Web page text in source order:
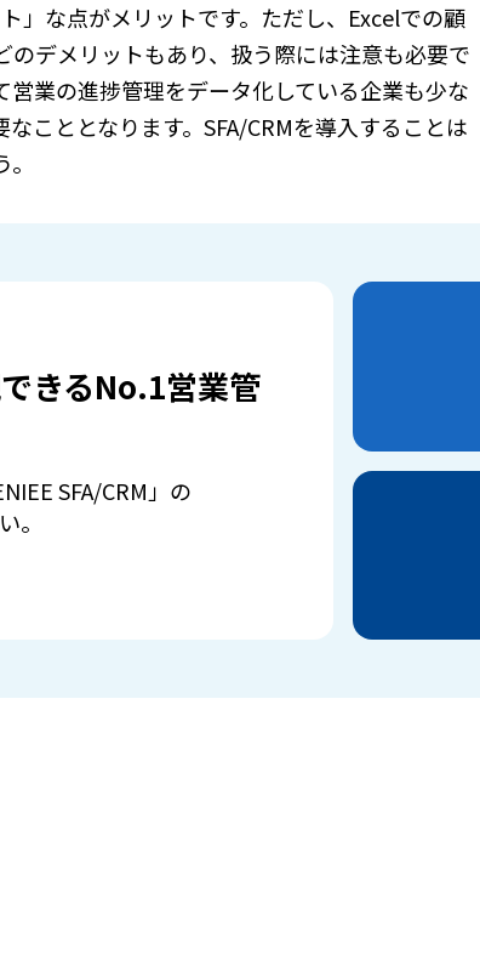
」な点がメリットです。ただし、Excelでの顧
デメリットもあり、扱う際には注意も必要で
営業の進捗管理をデータ化している企業も少な
こととなります。SFA/CRMを導入することは
きるNo.1営業管
SFA/CRM」の
。